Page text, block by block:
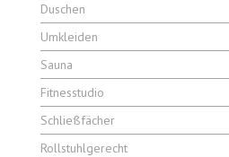
Duschen
Umkleiden
Sauna
Fitnesstudio
Schließfächer
Rollstuhlgerecht